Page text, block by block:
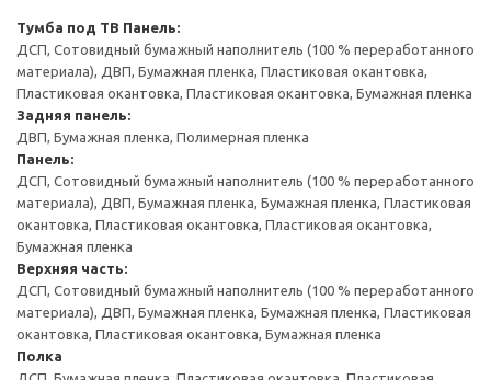
Тумба под ТВ Панель:
ДСП, Сотовидный бумажный наполнитель (100 % переработанного
материала), ДВП, Бумажная пленка, Пластиковая окантовка,
Пластиковая окантовка, Пластиковая окантовка, Бумажная пленка
Задняя панель:
ДВП, Бумажная пленка, Полимерная пленка
Панель:
ДСП, Сотовидный бумажный наполнитель (100 % переработанного
материала), ДВП, Бумажная пленка, Бумажная пленка, Пластиковая
окантовка, Пластиковая окантовка, Пластиковая окантовка,
Бумажная пленка
Верхняя часть:
ДСП, Сотовидный бумажный наполнитель (100 % переработанного
материала), ДВП, Бумажная пленка, Бумажная пленка, Пластиковая
окантовка, Пластиковая окантовка, Бумажная пленка
Полка